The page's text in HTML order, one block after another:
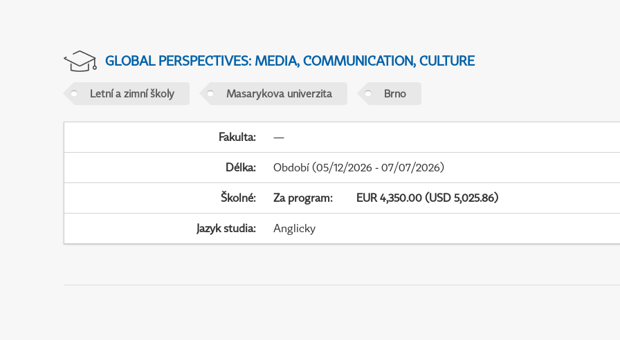
GLOBAL PERSPECTIVES: MEDIA, COMMUNICATION, CULTURE
Letní a zimní školy Masarykova univerzita Brno
Fakulta: —
Délka: Období(05/12/2026 - 07/07/2026)
Školné: Za program: EUR 4,350.00 (USD 5,025.86)
Jazyk studia: Anglicky